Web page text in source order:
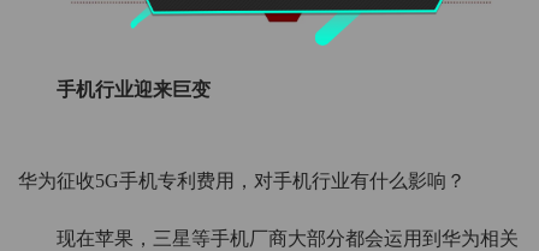
手机行业迎来巨变
华为征收5G手机专利费用，对手机行业有什么影响？
现在苹果，三星等手机厂商大部分都会运用到华为相关